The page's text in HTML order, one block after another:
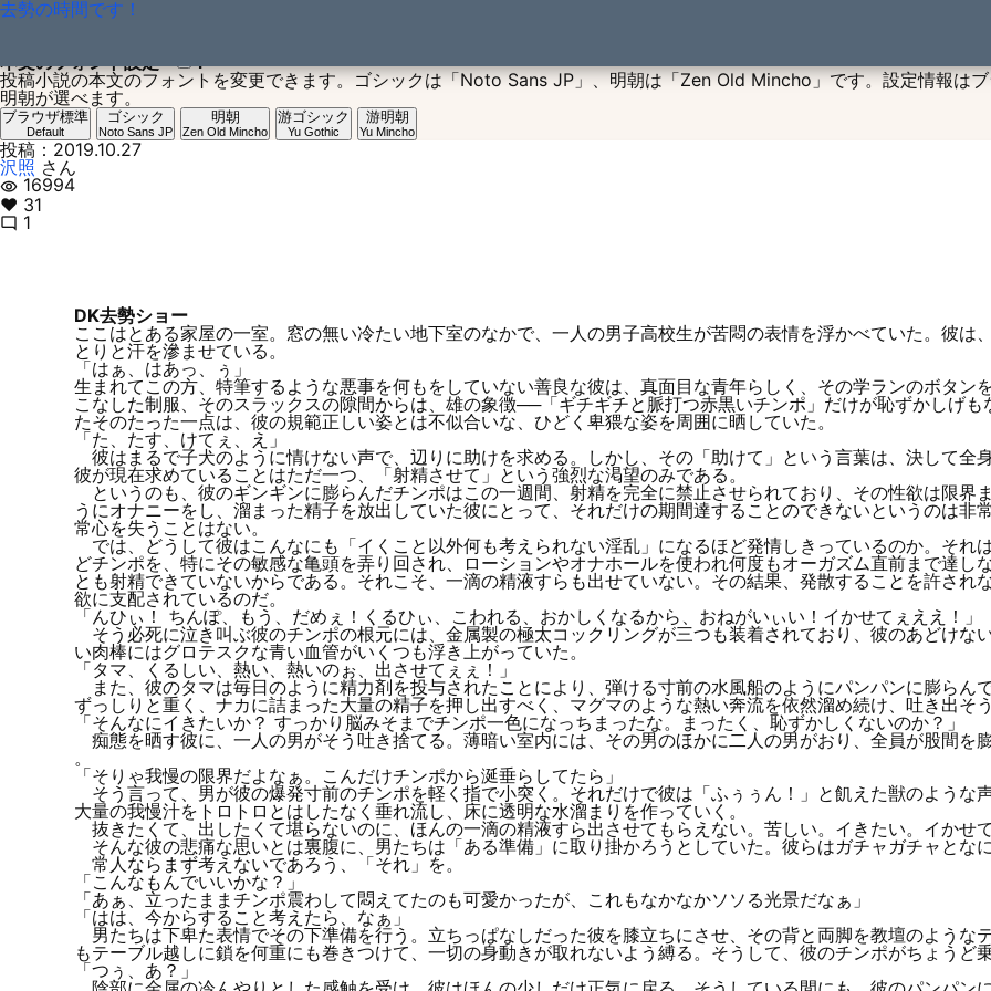
去勢の時間です！
本文のフォント設定
？
投稿小説の本文のフォントを変更できます。ゴシックは「Noto Sans JP」、明朝は「Zen Old Mincho」です。設定情報は
明朝が選べます。
ブラウザ標準
Default
ゴシック
Noto Sans JP
明朝
Zen Old Mincho
游ゴシック
Yu Gothic
游明朝
Yu Mincho
投稿：2019.10.27
沢照 さん
visibility 16994
♥ 31
mode_comment 1
DK去勢ショー
ここはとある家屋の一室。窓の無い冷たい地下室のなかで、一人の男子高校生が苦悶の表情を浮かべていた。彼
とりと汗を滲ませている。
「はぁ、はあっ、ぅ」
生まれてこの方、特筆するような悪事を何もをしていない善良な彼は、真面目な青年らしく、その学ランのボタン
こなした制服、そのスラックスの隙間からは、雄の象徴──「ギチギチと脈打つ赤黒いチンポ」だけが恥ずかしげ
たそのたった一点は、彼の規範正しい姿とは不似合いな、ひどく卑猥な姿を周囲に晒していた。
「た、たす、けてぇ、え」
彼はまるで子犬のように情けない声で、辺りに助けを求める。しかし、その「助けて」という言葉は、決して全
彼が現在求めていることはただ一つ、「射精させて」という強烈な渇望のみである。
というのも、彼のギンギンに膨らんだチンポはこの一週間、射精を完全に禁止させられており、その性欲は限界
うにオナニーをし、溜まった精子を放出していた彼にとって、それだけの期間達することのできないというのは
常心を失うことはない。
では、どうして彼はこんなにも「イくこと以外何も考えられない淫乱」になるほど発情しきっているのか。それ
どチンポを、特にその敏感な亀頭を弄り回され、ローションやオナホールを使われ何度もオーガズム直前まで達
とも射精できていないからである。それこそ、一滴の精液すらも出せていない。その結果、発散することを許さ
欲に支配されているのだ。
「んひぃ！ ちんぽ、もう、だめぇ！くるひぃ、こわれる、おかしくなるから、おねがいぃい！イかせてぇええ！」
そう必死に泣き叫ぶ彼のチンポの根元には、金属製の極太コックリングが三つも装着されており、彼のあどけな
い肉棒にはグロテスクな青い血管がいくつも浮き上がっていた。
「タマ、くるしい、熱い、熱いのぉ、出させてぇぇ！」
また、彼のタマは毎日のように精力剤を投与されたことにより、弾ける寸前の水風船のようにパンパンに膨らん
ずっしりと重く、ナカに詰まった大量の精子を押し出すべく、マグマのような熱い奔流を依然溜め続け、吐き出そ
「そんなにイきたいか？ すっかり脳みそまでチンポ一色になっちまったな。まったく、恥ずかしくないのか？」
痴態を晒す彼に、一人の男がそう吐き捨てる。薄暗い室内には、その男のほかに二人の男がおり、全員が股間を
。
「そりゃ我慢の限界だよなぁ。こんだけチンポから涎垂らしてたら」
そう言って、男が彼の爆発寸前のチンポを軽く指で小突く。それだけで彼は「ふぅぅん！」と飢えた獣のような
大量の我慢汁をトロトロとはしたなく垂れ流し、床に透明な水溜まりを作っていく。
抜きたくて、出したくて堪らないのに、ほんの一滴の精液すら出させてもらえない。苦しい。イきたい。イかせ
そんな彼の悲痛な思いとは裏腹に、男たちは「ある準備」に取り掛かろうとしていた。彼らはガチャガチャとな
常人ならまず考えないであろう、「それ」を。
「こんなもんでいいかな？」
「あぁ、立ったままチンポ震わして悶えてたのも可愛かったが、これもなかなかソソる光景だなぁ」
「はは、今からすること考えたら、なぁ」
男たちは下卑た表情でその下準備を行う。立ちっぱなしだった彼を膝立ちにさせ、その背と両脚を教壇のような
もテーブル越しに鎖を何重にも巻きつけて、一切の身動きが取れないよう縛る。そうして、彼のチンポがちょう
「つぅ、あ？」